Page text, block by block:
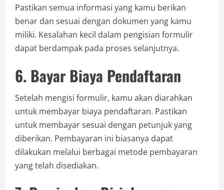
Pastikan semua informasi yang kamu berikan
benar dan sesuai dengan dokumen yang kamu
miliki. Kesalahan kecil dalam pengisian formulir
dapat berdampak pada proses selanjutnya.
6. Bayar Biaya Pendaftaran
Setelah mengisi formulir, kamu akan diarahkan
untuk membayar biaya pendaftaran. Pastikan
untuk membayar sesuai dengan petunjuk yang
diberikan. Pembayaran ini biasanya dapat
dilakukan melalui berbagai metode pembayaran
yang telah disediakan.